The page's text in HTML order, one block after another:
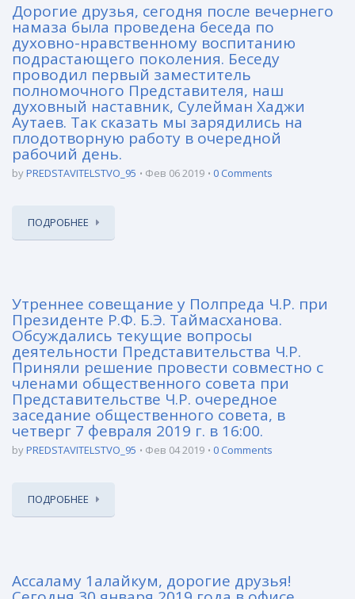
Дорогие друзья, сегодня после вечернего
намаза была проведена беседа по
духовно-нравственному воспитанию
подрастающего поколения. Беседу
проводил первый заместитель
полномочного Представителя, наш
духовный наставник, Сулейман Хаджи
Аутаев. Так сказать мы зарядились на
плодотворную работу в очередной
рабочий день.
byPREDSTAVITELSTVO_95 Фев 06 2019 0 Comments
ПОДРОБНЕЕ
Утреннее совещание у Полпреда Ч.Р. при
Президенте Р.Ф. Б.Э. Таймасханова.
Обсуждались текущие вопросы
деятельности Представительства Ч.Р.
Приняли решение провести совместно с
членами общественного совета при
Представительстве Ч.Р. очередное
заседание общественного совета, в
четверг 7 февраля 2019 г. в 16:00.
byPREDSTAVITELSTVO_95 Фев 04 2019 0 Comments
ПОДРОБНЕЕ
Ассаламу 1алайкум, дорогие друзья!